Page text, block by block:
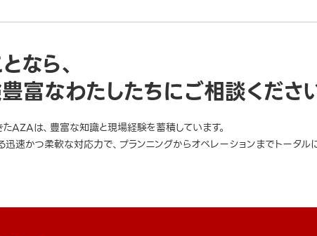
なら、
富なわたしたちにご相談くださ
AZAは、豊富な知識と現場経験を蓄積しています。
速かつ柔軟な対応力で、プランニングからオペレーションまでトータル